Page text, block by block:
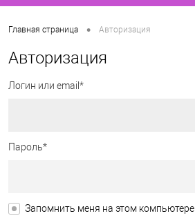
Главная страница • Авторизация
Авторизация
Логин или email*
Пароль*
Запомнить меня на этом компьютере